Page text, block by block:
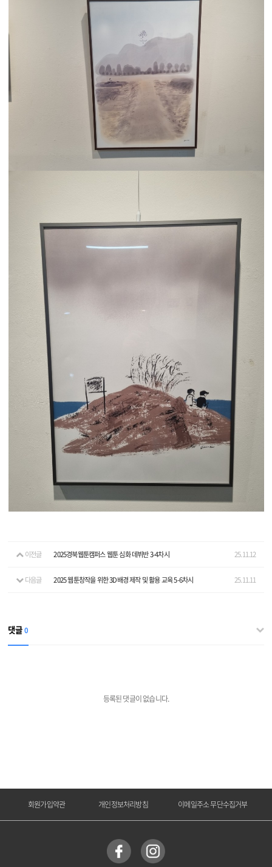
이전글 2025경북웹툰캠퍼스 웹툰 심화 데뷔반 3-4차시 25.11.12
다음글 2025 웹툰창작을 위한 3D배경 제작 및 활용 교육 5-6차시 25.11.11
댓글0
등록된 댓글이 없습니다.
회원가입약관 개인정보처리방침 이메일주소 무단수집거부